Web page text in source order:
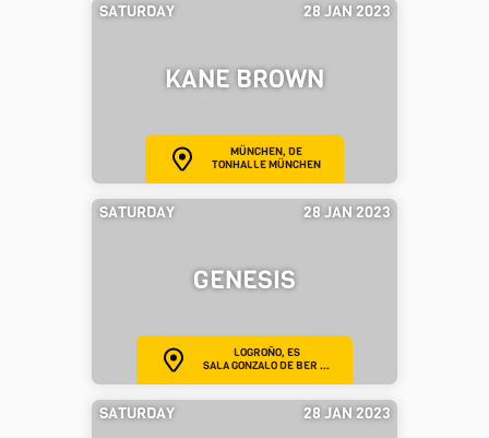
SATURDAY 28 JAN 2023
KANE BROWN
MÜNCHEN, DE
TONHALLE MÜNCHEN
SATURDAY 28 JAN 2023
GENESIS
LOGROÑO, ES
SALA GONZALO DE BER ...
SATURDAY 28 JAN 2023